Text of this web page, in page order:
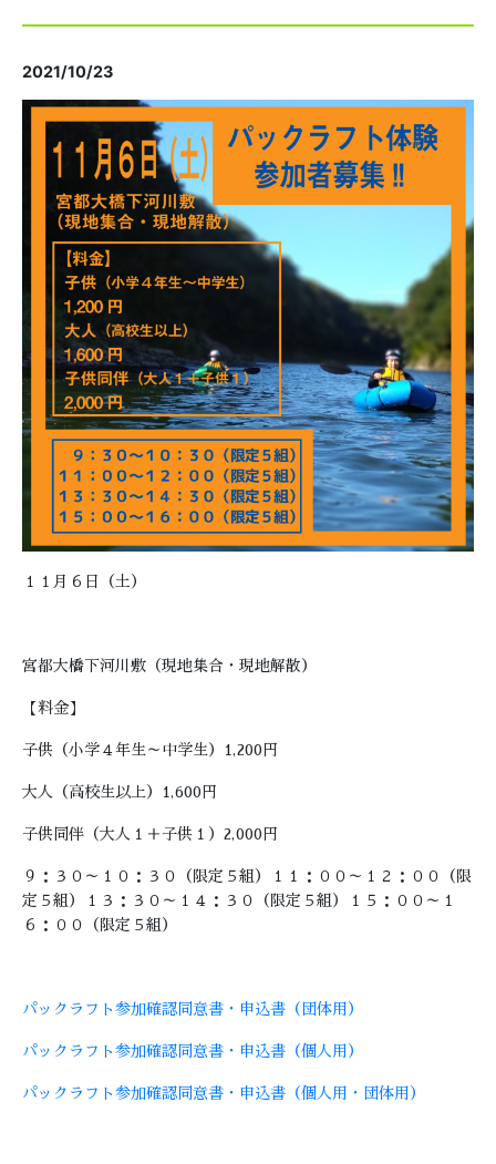
2021/10/23
１１月６日（土）
宮都大橋下河川敷（現地集合・現地解散）
【料金】
子供（小学４年生～中学生）1,200円
大人（高校生以上）1,600円
子供同伴（大人１＋子供１）2,000円
９：３０～１０：３０（限定５組）１１：００～１２：００（限
定５組）１３：３０～１４：３０（限定５組）１５：００～１
６：００（限定５組）
パックラフト参加確認同意書・申込書（団体用）
パックラフト参加確認同意書・申込書（個人用）
パックラフト参加確認同意書・申込書（個人用・団体用）